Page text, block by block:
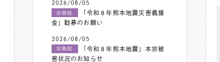
2026/08/05
宗務院
「令和８年熊本地震災害義援
金」勧募のお願い
2026/08/05
宗務院
「令和８年熊本地震」本宗被
害状況のお知らせ